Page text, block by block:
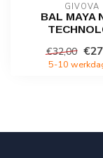
GIVOVA
BAL MAYA
€32,00
5-10